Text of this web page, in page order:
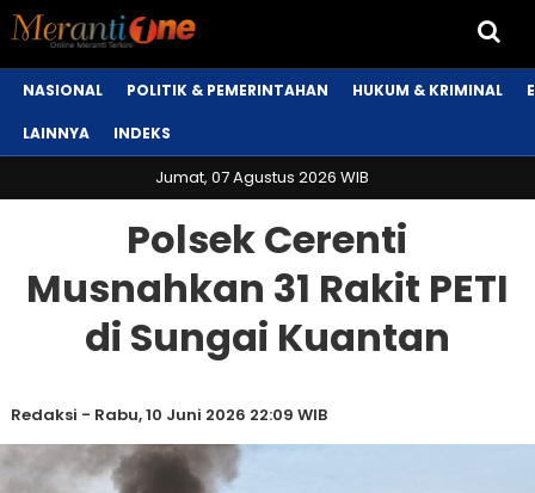
NASIONAL POLITIK & PEMERINTAHAN HUKUM & KRIMINAL
LAINNYA INDEKS
Jumat, 07 Agustus 2026 WIB
Polsek Cerenti
Musnahkan 31 Rakit PETI
di Sungai Kuantan
Redaksi - Rabu, 10 Juni 2026 22:09 WIB